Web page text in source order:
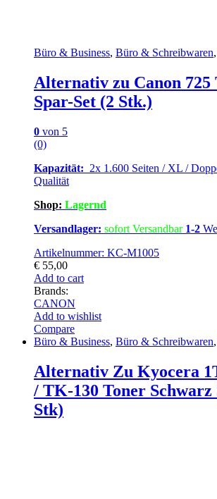
Büro & Business, Büro & Schreibwaren,
Alternativ zu Canon 725
Spar-Set (2 Stk.)
0 von 5
(0)
Kapazität: 2x 1.600 Seiten / XL /
Qualität
Shop: Lagernd
Versandlager: sofort Versandbar 1-2
Artikelnummer: KC-M1005
€ 55,00
Add to cart
Brands:
CANON
Add to wishlist
Compare
Büro & Business, Büro & Schreibwaren,
Alternativ Zu Kyocera
/ TK-130 Toner Schwarz
Stk)